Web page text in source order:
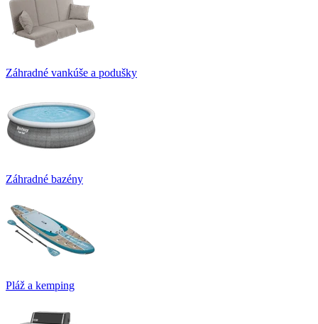
Záhradné vankúše a podušky
Záhradné bazény
Pláž a kemping